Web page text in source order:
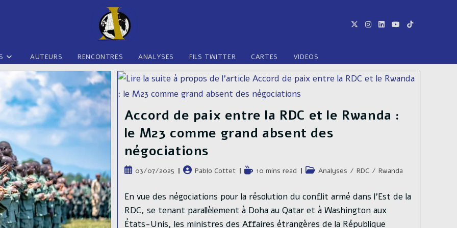
AUTEURS RENCONTRES ANALYSES FILS TWITTER CARTES VIDEOS
Accord de paix entre la RDC et le Rwanda :
le M23 comme grand absent des
négociations
Publication
03/07/2025
Auteur/autrice
publication :
Pablo Cottet
Temps
lecture :
10 mins read
PostAnalyses / RDC / Rwanda
En vue des négociations pour la résolution du conflit armé dans l’Est de la
RDC, se tenant parallèlement à Doha au Qatar et à Washington aux
États-Unis, les ministres des Affaires étrangères de la République